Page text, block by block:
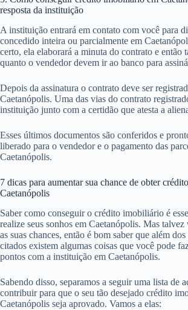
resposta da instituição
A instituição entrará em contato com você para
concedido inteira ou parcialmente em
certo, ela elaborará a minuta do contrato e então
quanto o vendedor devem ir ao banco para
Depois da assinatura o contrato deve ser
Caetanópolis. Uma das vias do contrato
instituição junto com a certidão que atesta a
Esses últimos documentos são conferidos e
liberado para o vendedor e o pagamento das
Caetanópolis.
7 dicas para aumentar sua chance de obter
Caetanópolis
Saber como conseguir o crédito imobiliário é
realize seus sonhos em Caetanópolis. Mas
as suas chances, então é bom saber que além
citados existem algumas coisas que você pode
pontos com a instituição em Caetanópolis.
Sabendo disso, separamos a seguir uma lista de
contribuir para que o seu tão desejado crédito
Caetanópolis seja aprovado. Vamos a elas: